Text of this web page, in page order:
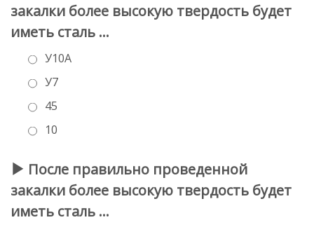
закалки более высокую твердость будет
иметь сталь …
У10А
У7
45
10
После правильно проведенной
закалки более высокую твердость будет
иметь сталь …